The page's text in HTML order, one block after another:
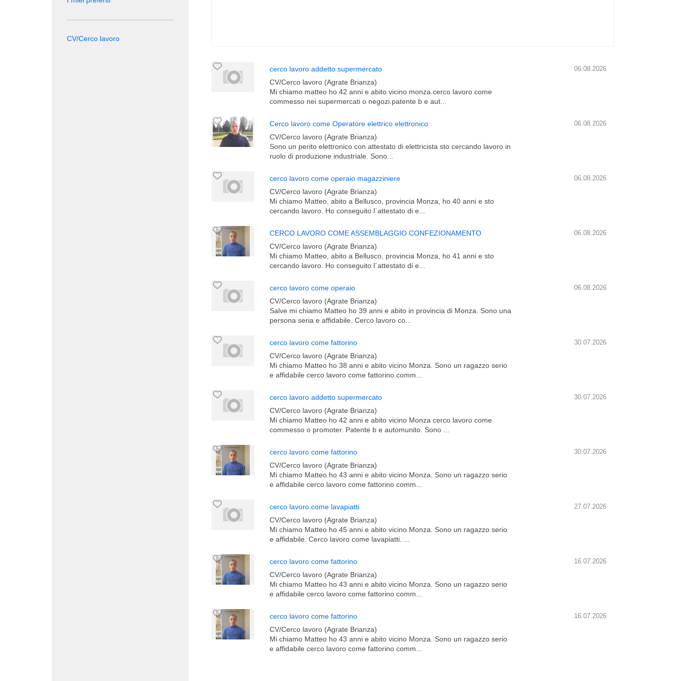
06.08.2026
cerco lavoro addetto supermercato
CV/Cerco lavoro (Agrate Brianza)
Mi chiamo matteo ho 42 anni e abito vicino monza.cerco lavoro come
commesso nei supermercati o negozi.patente b e aut...
06.08.2026
Cerco lavoro come Operatore elettrico elettronico
CV/Cerco lavoro (Agrate Brianza)
Sono un perito elettronico con attestato di elettricista sto cercando lavoro in
ruolo di produzione industriale. Sono...
06.08.2026
cerco lavoro come operaio magazziniere
CV/Cerco lavoro (Agrate Brianza)
Mi chiamo Matteo, abito a Bellusco, provincia Monza, ho 40 anni e sto
cercando lavoro. Ho conseguito l`attestato di e...
06.08.2026
CERCO LAVORO COME ASSEMBLAGGIO CONFEZIONAMENTO
CV/Cerco lavoro (Agrate Brianza)
Mi chiamo Matteo, abito a Bellusco, provincia Monza, ho 41 anni e sto
cercando lavoro. Ho conseguito l`attestato di e...
06.08.2026
cerco lavoro come operaio
CV/Cerco lavoro (Agrate Brianza)
Salve mi chiamo Matteo ho 39 anni e abito in provincia di Monza. Sono una
persona seria e affidabile. Cerco lavoro co...
30.07.2026
cerco lavoro come fattorino
CV/Cerco lavoro (Agrate Brianza)
Mi chiamo Matteo ho 38 anni e abito vicino Monza. Sono un ragazzo serio
e affidabile cerco lavoro come fattorino comm...
30.07.2026
cerco lavoro addetto supermercato
CV/Cerco lavoro (Agrate Brianza)
Mi chiamo Matteo ho 42 anni e abito vicino Monza cerco lavoro come
commesso o promoter. Patente b e automunito. Sono ...
30.07.2026
cerco lavoro come fattorino
CV/Cerco lavoro (Agrate Brianza)
Mi chiamo Matteo ho 43 anni e abito vicino Monza. Sono un ragazzo serio
e affidabile cerco lavoro come fattorino comm...
27.07.2026
cerco lavoro come lavapiatti
CV/Cerco lavoro (Agrate Brianza)
Mi chiamo Matteo ho 45 anni e abito vicino Monza. Sono un ragazzo serio
e affidabile. Cerco lavoro come lavapiatti. ...
16.07.2026
cerco lavoro come fattorino
CV/Cerco lavoro (Agrate Brianza)
Mi chiamo Matteo ho 43 anni e abito vicino Monza. Sono un ragazzo serio
e affidabile cerco lavoro come fattorino comm...
16.07.2026
cerco lavoro come fattorino
CV/Cerco lavoro (Agrate Brianza)
Mi chiamo Matteo ho 43 anni e abito vicino Monza. Sono un ragazzo serio
e affidabile cerco lavoro come fattorino comm...
CV/Cerco lavoro